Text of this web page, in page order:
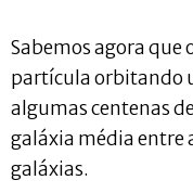
Sabemos agora
partícula orbitando
algumas centenas
galáxia média entre
galáxias.